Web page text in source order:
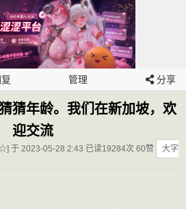
管理 分享
猜年龄。我们在新加坡，欢
迎交流
于 2023-05-28 2:43 已读19284次 60赞
大字